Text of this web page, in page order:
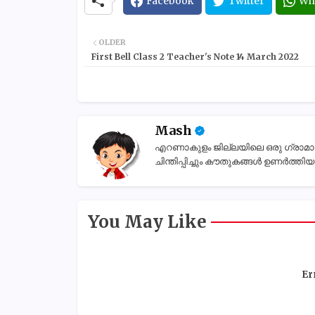
OLDER
First Bell Class 2 Teacher's Note 14 March 2022
Mash
എറണാകുളം ജില്ലയിലെ ഒരു
ചിന്തിപ്പിച്ചും കൗതുകങ്ങൾ
You May Like